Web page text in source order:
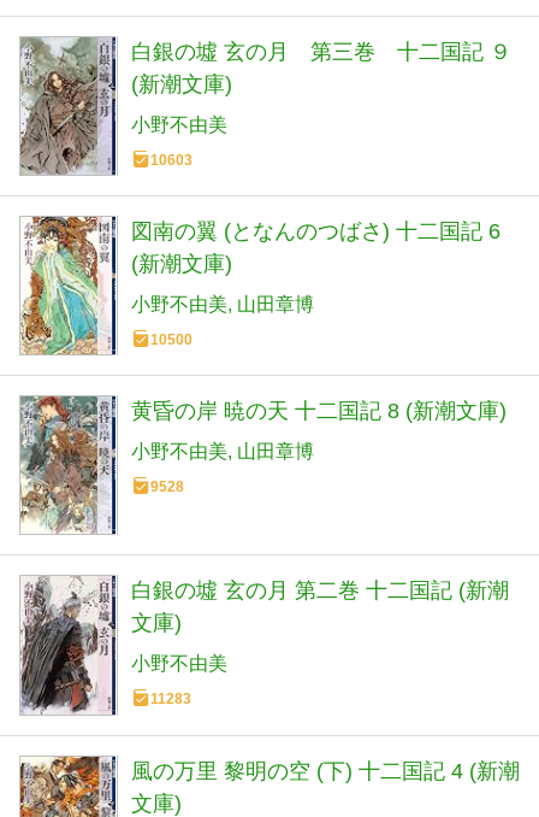
白銀の墟 玄の月 第三巻 十二国記 ９
(新潮文庫)
小野不由美
10603
図南の翼 (となんのつばさ) 十二国記 6
(新潮文庫)
小野不由美 山田章博
10500
黄昏の岸 暁の天 十二国記 8 (新潮文庫)
小野不由美 山田章博
9528
白銀の墟 玄の月 第二巻 十二国記 (新潮
文庫)
小野不由美
11283
風の万里 黎明の空 (下) 十二国記 4 (新潮
文庫)